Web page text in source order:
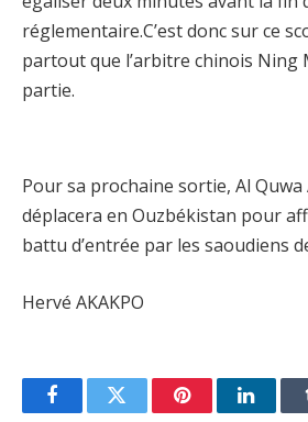
réglementaire.C’est donc sur ce
partout que l’arbitre chinois Ning
partie.
Pour sa prochaine sortie, Al Quwa
déplacera en Ouzbékistan pour
battu d’entrée par les saoudiens
Hervé AKAKPO
FacebookTwitter Pinterest